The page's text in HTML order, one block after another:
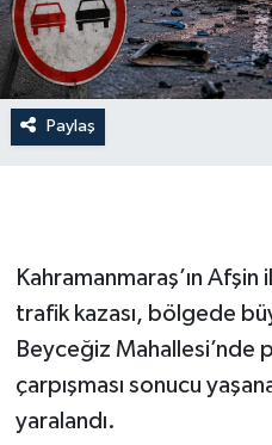
Paylaş
Kahramanmaraş’ın
trafik kazası, bölgede
Beyceğiz Mahallesi’nde
çarpışması sonucu
yaralandı.
DÜNYA
ROPORTAJ
YEREL YÖNETİM
MEDYA